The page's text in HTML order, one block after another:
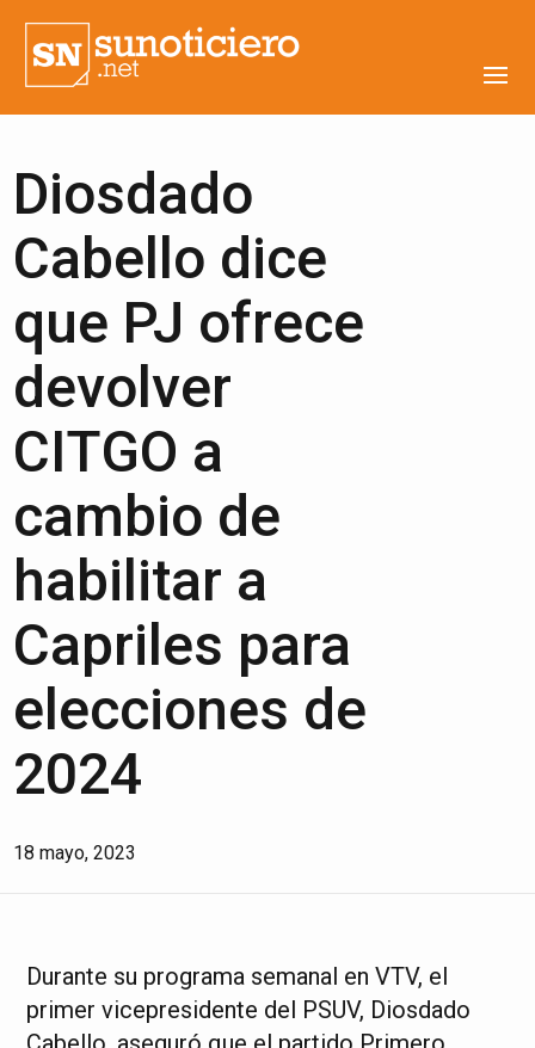
Diosdado
Cabello dice
que PJ ofrece
devolver
CITGO a
cambio de
habilitar a
Capriles para
elecciones de
2024
18 mayo, 2023
Durante su programa semanal en VTV, el
primer vicepresidente del PSUV, Diosdado